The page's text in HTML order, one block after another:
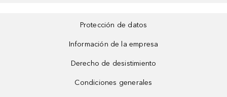
Protección de datos
Información de la empresa
Derecho de desistimiento
Condiciones generales